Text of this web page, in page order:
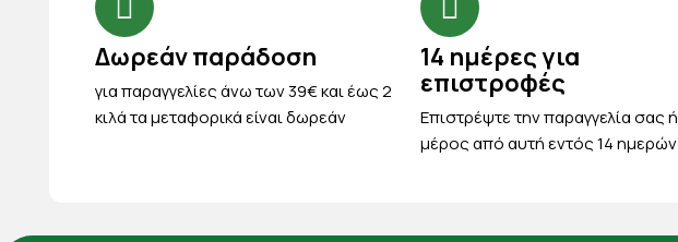
Δωρεάν παράδοση
για παραγγελίες άνω των 39€ και έως 2
κιλά τα μεταφορικά είναι δωρεάν
14 ημέρες για
επιστροφές
Eπιστρέψτε την παραγγελία σας ή
μέρος από αυτή εντός 14 ημερών